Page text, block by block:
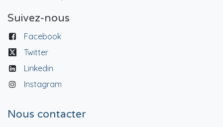
Suivez-nous
Facebook
Twitter
Linkedin
Instagram
Nous contacter